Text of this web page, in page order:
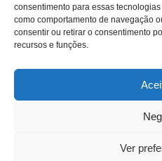
consentimento para essas
como comportamento de navegação
consentir ou retirar o consentimento
recursos e funções.
Ver
Hipocalórica
Low Carb
Nenhum
Paleo
Todos os Direitos Reservados ao